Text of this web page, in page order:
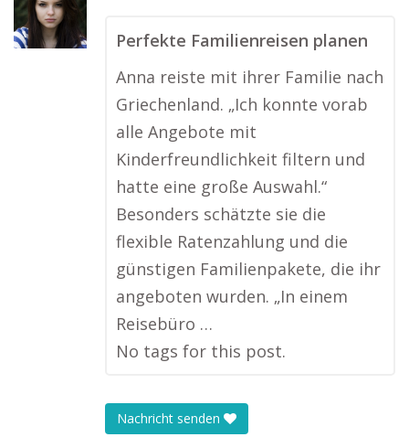
Perfekte Familienreisen planen
Anna reiste mit ihrer Familie nach
Griechenland. „Ich konnte vorab
alle Angebote mit
Kinderfreundlichkeit filtern und
hatte eine große Auswahl.“
Besonders schätzte sie die
flexible Ratenzahlung und die
günstigen Familienpakete, die ihr
angeboten wurden. „In einem
Reisebüro …
No tags for this post.
Nachricht senden